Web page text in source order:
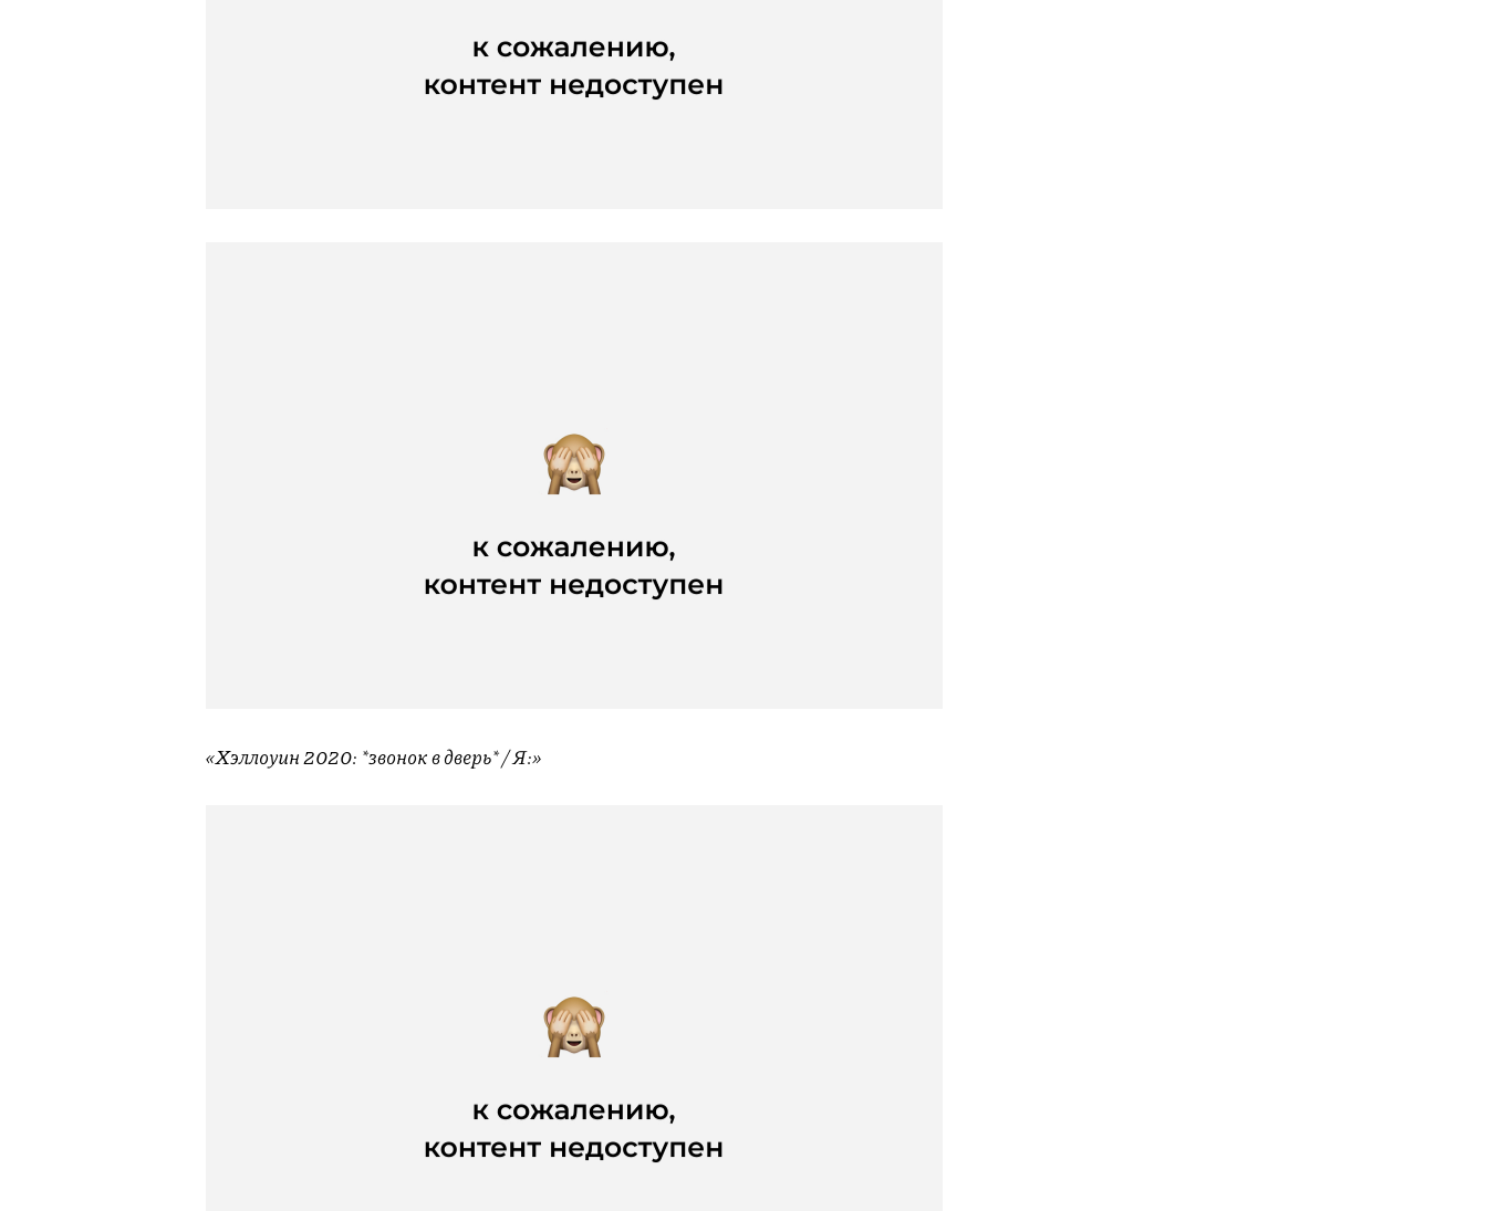
«Хэллоуин 2020: *звонок в дверь* / Я:»